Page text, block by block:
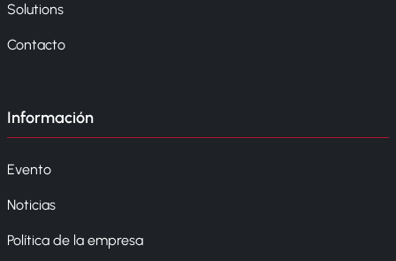
Solutions
Contacto
Información
Evento
Noticias
Política de la empresa